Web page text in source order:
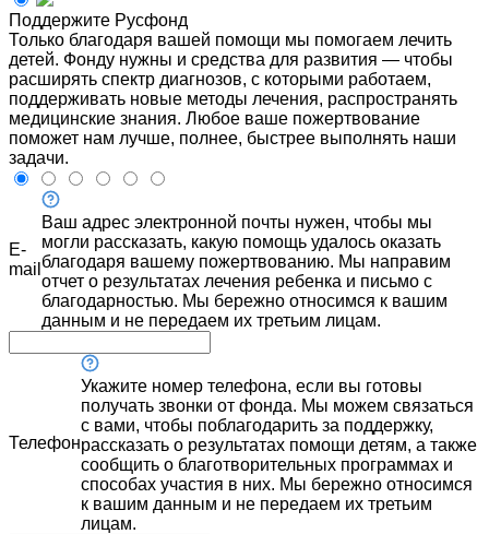
Поддержите Русфонд
Только благодаря вашей помощи мы помогаем лечить
детей. Фонду нужны и средства для развития — чтобы
расширять спектр диагнозов, с которыми работаем,
поддерживать новые методы лечения, распространять
медицинские знания. Любое ваше пожертвование
поможет нам лучше, полнее, быстрее выполнять наши
задачи.
E-
mail
Ваш адрес электронной почты нужен, чтобы мы
могли рассказать, какую помощь удалось оказать
благодаря вашему пожертвованию. Мы направим
отчет о результатах лечения ребенка и письмо с
благодарностью. Мы бережно относимся к вашим
данным и не передаем их третьим лицам.
Телефон
Укажите номер телефона, если вы готовы
получать звонки от фонда. Мы можем связаться
с вами, чтобы поблагодарить за поддержку,
рассказать о результатах помощи детям, а также
сообщить о благотворительных программах и
способах участия в них. Мы бережно относимся
к вашим данным и не передаем их третьим
лицам.